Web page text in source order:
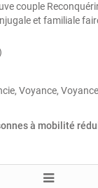
couple
et familiale
Voyance,
à mobilité